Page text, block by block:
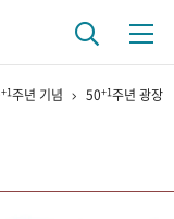
+1주년 기념 50+1주년 광장